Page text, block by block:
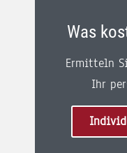
Was
Ermitteln
Ihr